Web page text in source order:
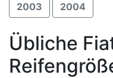
2003 2004
Übliche